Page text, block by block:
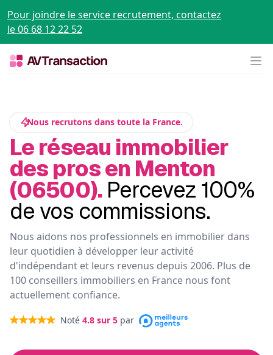
Pour joindre le service recrutement, contactez
le 06 68 12 22 52
Nous recrutons dans toute la France.
Le réseau immobilier
des pros en Menton
(06500). Percevez 100%
de vos commissions.
Nous aidons nos professionnels en immobilier dans
leur quotidien à développer leur activité
d'indépendant et leurs revenus depuis 2006. Plus de
100 conseillers immobiliers en France nous font
actuellement confiance.
Noté 4.8 sur 5 par